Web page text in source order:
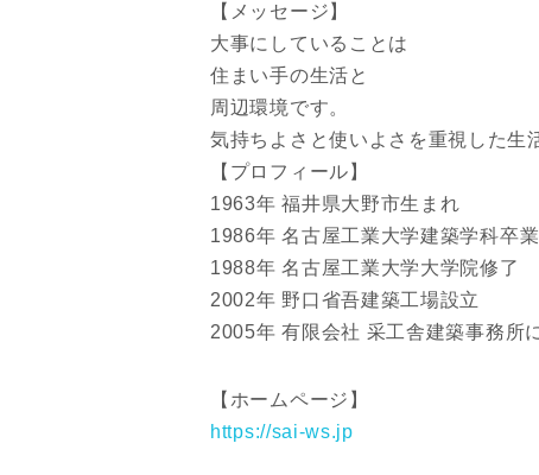
【メッセージ】
大事にしていることは
住まい手の生活と
周辺環境です。
気持ちよさと使いよさを重視した生
【プロフィール】
1963年 福井県大野市生まれ
1986年 名古屋工業大学建築学科卒業
1988年 名古屋工業大学大学院修了
2002年 野口省吾建築工場設立
2005年 有限会社 采工舎建築事務所
【ホームページ】
https://sai-ws.jp
ご住所